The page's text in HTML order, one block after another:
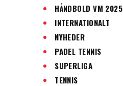
HÅNDBOLD VM 2025
INTERNATIONALT
NYHEDER
PADEL TENNIS
SUPERLIGA
TENNIS